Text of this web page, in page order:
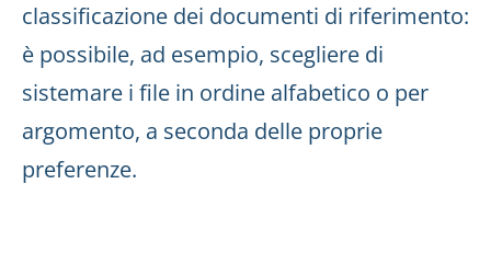
classificazione dei documenti di riferimento:
è possibile, ad esempio, scegliere di
sistemare i file in ordine alfabetico o per
argomento, a seconda delle proprie
preferenze.